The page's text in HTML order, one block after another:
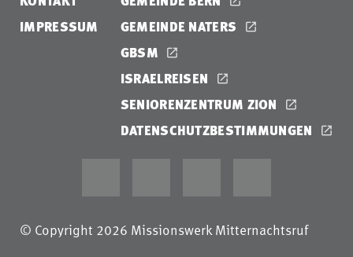
IMPRESSUM
GEMEINDE NATERS
GBSM
ISRAELREISEN
SENIORENZENTRUM ZION
DATENSCHUTZBESTIMMUNGEN
© Copyright 2026 Missionswerk Mitternachtsruf